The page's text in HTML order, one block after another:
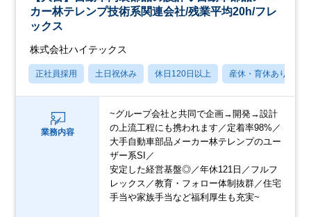
カー林テレンプ技術系関連会社/残業平均20h/フレ
ックス
株式会社ハイテックス
正社員採用 土日祝休み 休日120日以上 産休・育休あり
業務内容
~グループ会社と共同で企画→開発→設計
の上流工程にも携われます／定着率98%／
大手自動車部品メーカー林テレンプのユー
ザー系SI／
安定した経営基盤◎／年休121日／フルフ
レックス／教育・フォロー体制抜群／住宅
手当や家族手当など福利厚生も充実~